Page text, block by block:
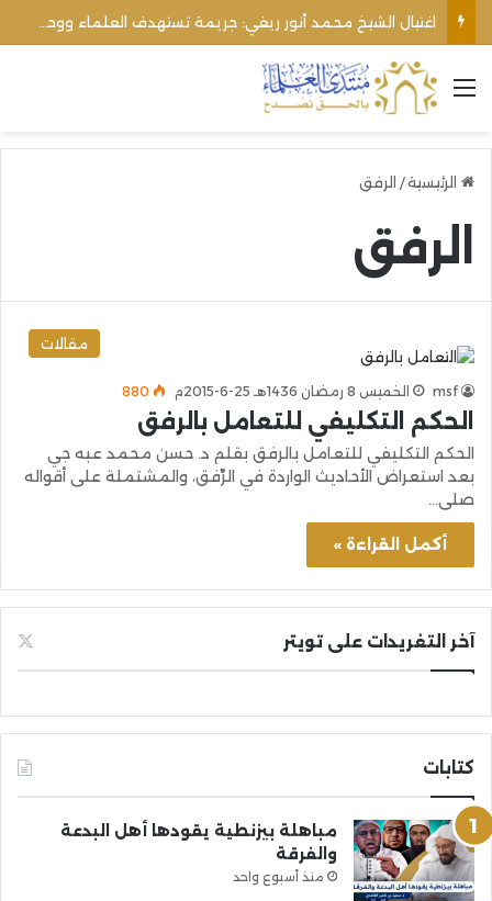
القائمة
الرئيسية/ الرفق
الرفق
مقالات
msf الخميس 8 رمضان 1436هـ 25-6-2015م 880
الحكم التكليفي للتعامل بالرفق
الحكم التكليفي للتعامل بالرفق بقلم د. حسن محمد عبه جي
بعد استعراض الأحاديث الواردة في الرِّفق، والمشتملة على أقواله
صلى…
أكمل القراءة »
آخر التغريدات على تويتر
كتابات
مباهلة بيزنطية يقودها أهل البدعة
والفرقة
منذ أسبوع واحد